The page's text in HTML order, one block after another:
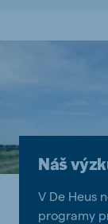
Náš
V De Heus
programy